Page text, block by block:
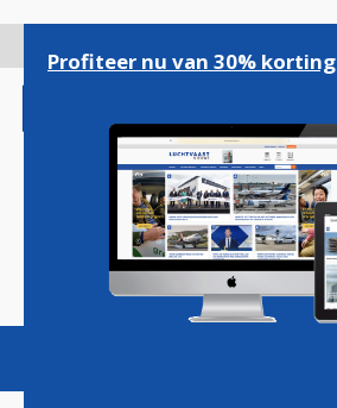
gaan
Magazine Podcasts
Profiteer nu van 30% korting